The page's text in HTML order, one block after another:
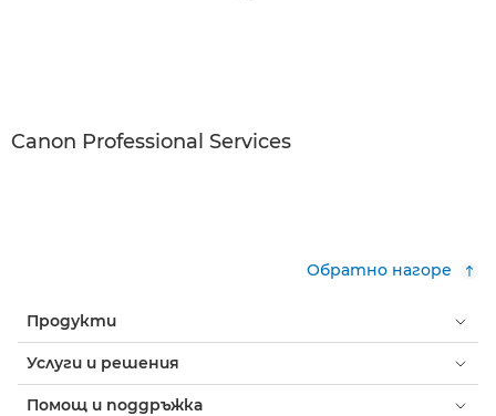
Canon Professional Services
Обратно нагоре
Продукти
Услуги и решения
Помощ и поддръжка